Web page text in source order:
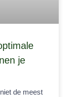
je
de meest